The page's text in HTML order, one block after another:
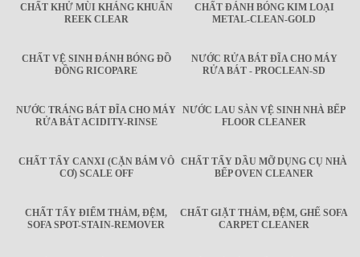
CHẤT KHỬ MÙI KHÁNG KHUẨN
REEK CLEAR
CHẤT ĐÁNH BÓNG KIM LOẠI
METAL-CLEAN-GOLD
CHẤT VỆ SINH ĐÁNH BÓNG ĐỒ
ĐỒNG RICOPARE
NƯỚC RỬA BÁT ĐĨA CHO MÁY
RỬA BÁT - PROCLEAN-SD
NƯỚC TRÁNG BÁT ĐĨA CHO MÁY
RỬA BÁT ACIDITY-RINSE
NƯỚC LAU SÀN VỆ SINH NHÀ BẾP
FLOOR CLEANER
CHẤT TẨY CANXI (CẶN BÁM VÔ
CƠ) SCALE OFF
CHẤT TẨY DẦU MỠ DỤNG CỤ NHÀ
BẾP OVEN CLEANER
CHẤT TẨY ĐIỂM THẢM, ĐỆM,
SOFA SPOT-STAIN-REMOVER
CHẤT GIẶT THẢM, ĐỆM, GHẾ SOFA
CARPET CLEANER